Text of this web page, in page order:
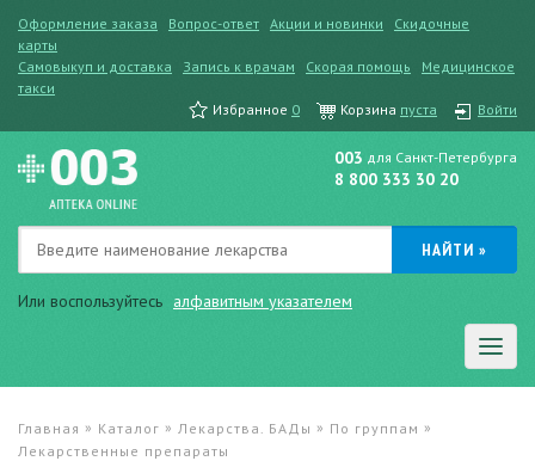
Оформление заказа Вопрос-ответ Акции и новинки
Скидочные
карты
Самовыкуп и доставка
Запись к врачам Скорая помощь
Медицинское
такси
Избранное 0 Корзина пуста Войти
Или воспользуйтесь алфавитным указателем
003 для Санкт-Петербурга
8 800 333 30 20
Главная » Каталог » Лекарства. БАДы » По группам »
Лекарственные препараты